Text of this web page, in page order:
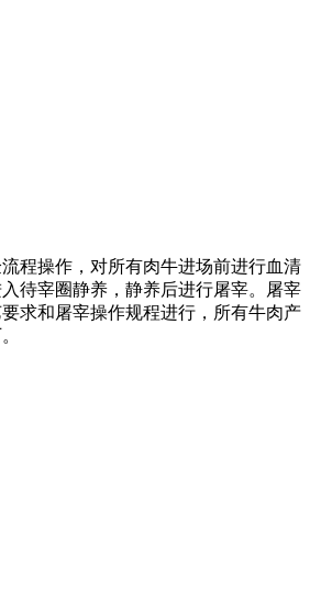
程操作，对所有肉牛进场前进行血清
待宰圈静养，静养后进行屠宰。屠宰
求和屠宰操作规程进行，所有牛肉产